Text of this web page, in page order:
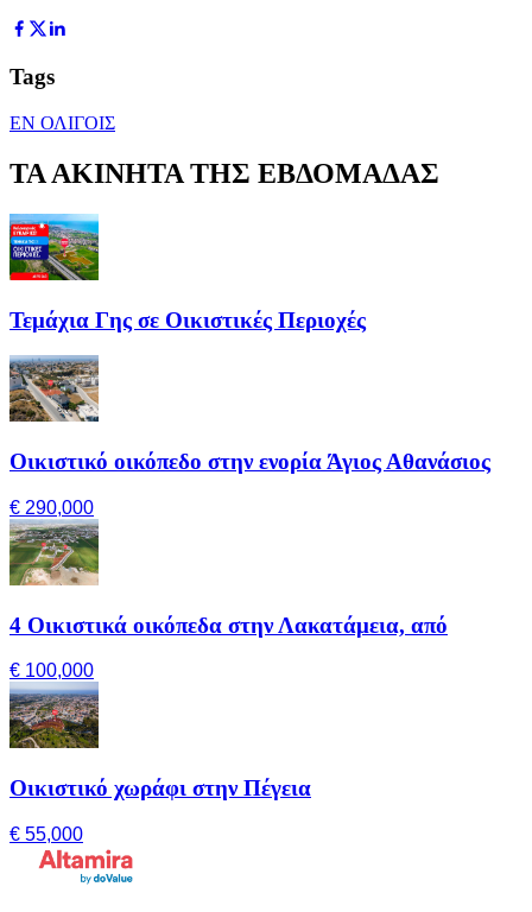
Tags
ΕΝ ΟΛΙΓΟΙΣ
ΤΑ ΑΚΙΝΗΤΑ ΤΗΣ ΕΒΔΟΜΑΔΑΣ
Τεμάχια Γης σε Οικιστικές Περιοχές
Οικιστικό οικόπεδο στην ενορία Άγιος Αθανάσιος
€ 290,000
4 Οικιστικά οικόπεδα στην Λακατάμεια, από
€ 100,000
Οικιστικό χωράφι στην Πέγεια
€ 55,000